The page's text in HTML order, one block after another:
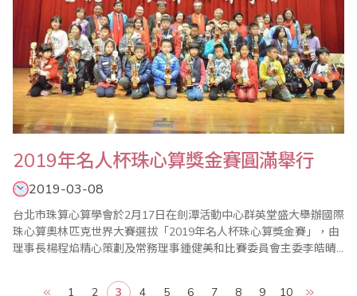
2019年名人杯珠心算獎金賽圓滿舉行
2019-03-08
台北市珠算心算學會於2月17日在劍潭活動中心群英堂盛大舉辦國際
珠心算奧林匹克世界大賽選拔「2019年名人杯珠心算獎金賽」，由
理事長楊程焰精心策劃及常務理事鍾健美和比賽委員會主委李皓晴
彥光老師主持下，比賽在選手胡永璇帶領宣誓下揭開序幕，加上眾
1 2 3 4 5 6 7 8 9 10